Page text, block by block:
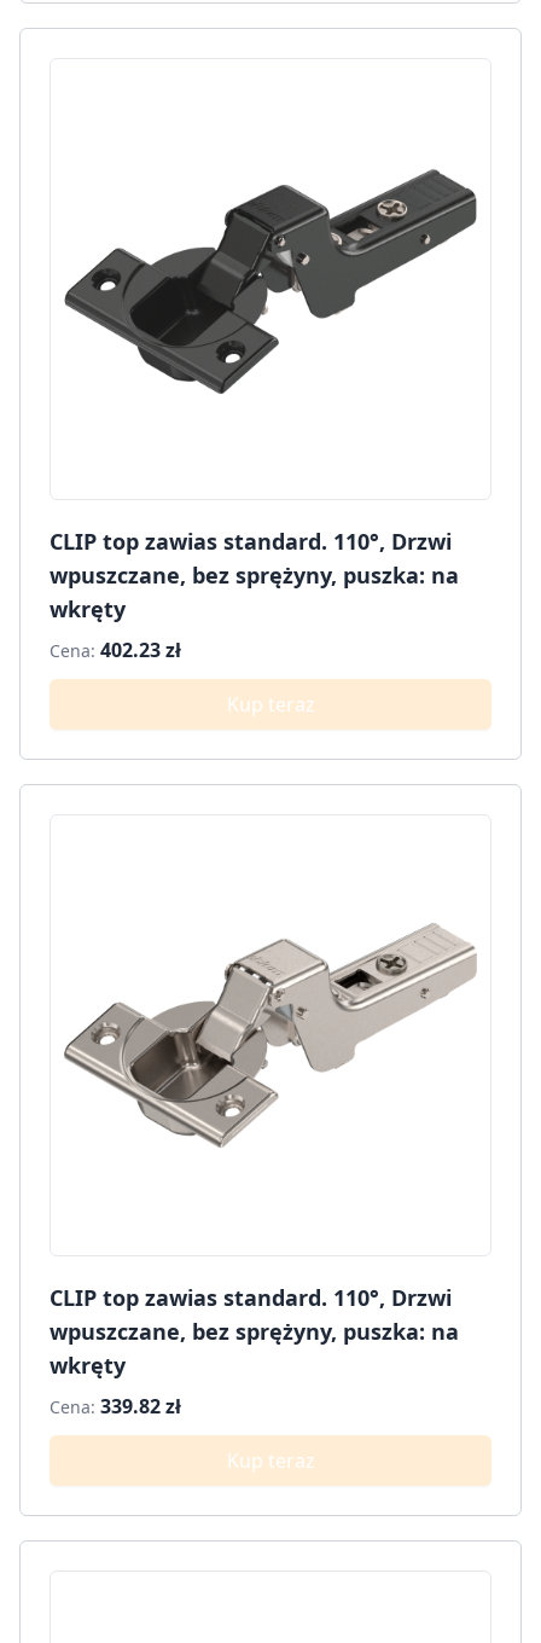
CLIP top zawias standard. 110°, Drzwi
wpuszczane, bez sprężyny, puszka: na
wkręty
Cena: 402.23 zł
Kup teraz
CLIP top zawias standard. 110°, Drzwi
wpuszczane, bez sprężyny, puszka: na
wkręty
Cena: 339.82 zł
Kup teraz